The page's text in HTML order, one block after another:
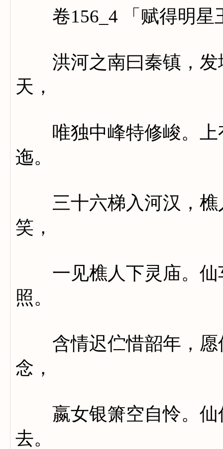
卷156_4 「赋得明星
洪河之南曰秦镇，发
天，
唯独中峰特修峻。上
迤。
三十六梯入河汉，樵
笑，
一见樵人下灵庙。仙
照。
含情迟伫惜韶年，愿
念，
嬴女银箫空自怜。仙
去。